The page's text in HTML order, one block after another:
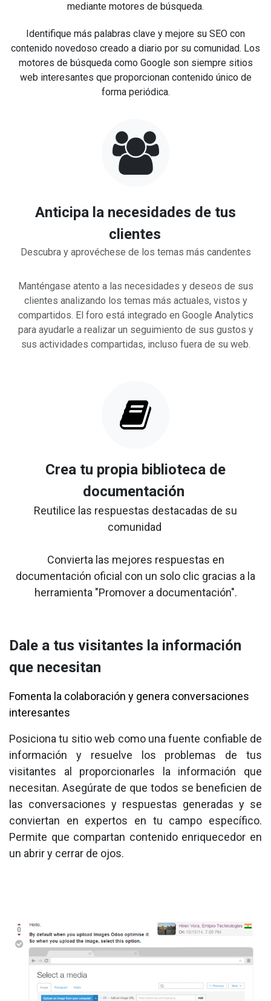
mediante motores de búsqueda.
Identifique más palabras clave y mejore su SEO con
contenido novedoso creado a diario por su comunidad. Los
motores de búsqueda como Google son siempre sitios
web interesantes que proporcionan contenido único de
forma periódica.​
Anticipa la necesidades de tus
clientes
Descubra y aprovéchese de los temas más candentes
Manténgase atento a las necesidades y deseos de sus
clientes analizando los temas más actuales, vistos y
compartidos. El foro está integrado en Google Analytics
para ayudarle a realizar un seguimiento de sus gustos y
sus actividades compartidas, incluso fuera de su web.
Crea tu propia biblioteca de
documentación
Reutilice las respuestas destacadas de su
comunidad
Convierta las mejores respuestas en
documentación oficial con un solo clic gracias a la
herramienta "Promover a documentación".
Dale a tus visitantes la información
que necesitan
Fomenta la colaboración y genera conversaciones
interesantes
Posiciona tu sitio web como una fuente confiable de
información y resuelve los problemas de tus
visitantes al proporcionarles la información que
necesitan. Asegúrate de que todos se beneficien de
las conversaciones y respuestas generadas y se
conviertan en expertos en tu campo específico.
Permite que compartan contenido enriquecedor en
un abrir y cerrar de ojos.